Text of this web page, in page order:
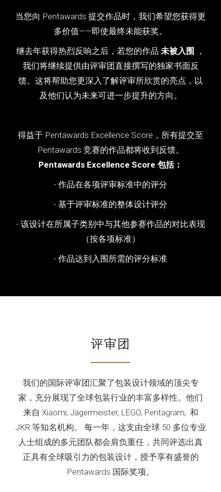
当您向 Pentawards 提交作品时，我们希望您获得更
多价值——即使最终未能获奖。
继去年获得热烈反响之后，若您的作品 未被入围
，
我们将继续提供由评审团直接撰写的独家书面反
馈。这将帮助您更深入了解评审所欣赏的亮点，以
及他们认为未来可进一步提升的方向。
得益于 Pentawards Excellence Score，所有提交至
Pentawards 竞赛的作品都将收到反馈。
Pentawards Excellence Score 包括：
- 作品在各项评审标准中的评分
- 基于评审标准的整体设计评分
- 该设计在所属子类别中与其他参赛作品的对比表现
（按各项标准）
- 作品达到入围所需的评分标准
评审团
我们的国际评审团汇聚了包装设计领域的顶尖专
家，充分展现了全球包装行业的丰富多样性。他们
来自 Xiaomi, Jägermeister, LEGO, Pentagram, 和
JKR 等知名机构。 每一年，这支由全球 50 多位专业
人士组成的多元团队都会肩负重任，共同评选出真
正具有全球吸引力的包装设计，授予享有盛誉的
Pentawards 国际奖项。